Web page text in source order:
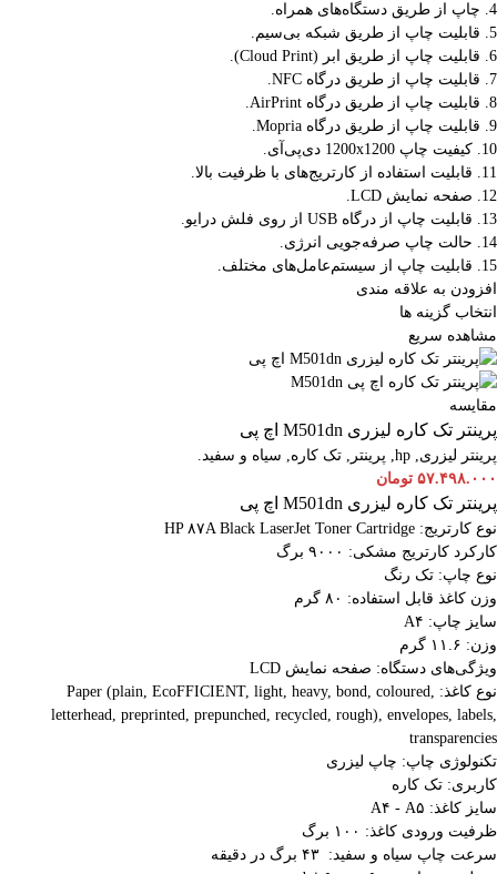
4. چاپ از طریق دستگاه‌های همراه.
5. قابلیت چاپ از طریق شبکه بی‌سیم.
6. قابلیت چاپ از طریق ابر (Cloud Print).
7. قابلیت چاپ از طریق درگاه NFC.
8. قابلیت چاپ از طریق درگاه AirPrint.
9. قابلیت چاپ از طریق درگاه Mopria.
10. کیفیت چاپ 1200x1200 دی‌پی‌آی.
11. قابلیت استفاده از کارتریج‌های با ظرفیت بالا.
12. صفحه نمایش LCD.
13. قابلیت چاپ از درگاه USB از روی فلش درایو.
14. حالت چاپ صرفه‌جویی انرژی.
15. قابلیت چاپ از سیستم‌عامل‌های مختلف.
افزودن به علاقه مندی
انتخاب گزینه ها
مشاهده سریع
مقایسه
پرینتر تک کاره لیزری M501dn اچ پی
پرینتر لیزری,
hp
, پرینتر , تک کاره, سیاه و سفید.
۵۷.۴۹۸.۰۰۰ تومان
پرینتر تک کاره لیزری M501dn اچ پی
نوع کارتریج: HP ۸۷A Black LaserJet Toner Cartridge
کارکرد کارتریج مشکی: ۹۰۰۰ برگ
نوع چاپ: تک رنگ
وزن کاغذ قابل استفاده: ۸۰ گرم
سایز چاپ: A۴
وزن: ۱۱.۶ گرم
ویژگی‌های دستگاه: صفحه نمایش LCD
نوع کاغذ: Paper (plain, EcoFFICIENT, light, heavy, bond, coloured,
letterhead, preprinted, prepunched, recycled, rough), envelopes, labels,
transparencies
تکنولوژی چاپ: چاپ لیزری
کاربری: تک کاره
سایز کاغذ: A۴ - A۵
ظرفیت ورودی کاغذ: ۱۰۰ برگ
سرعت چاپ سیاه و سفید: ۴۳ برگ در دقیقه